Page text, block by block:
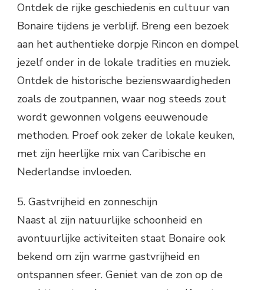
Ontdek de rijke geschiedenis en cultuur van
Bonaire tijdens je verblijf. Breng een bezoek
aan het authentieke dorpje Rincon en dompel
jezelf onder in de lokale tradities en muziek.
Ontdek de historische bezienswaardigheden
zoals de zoutpannen, waar nog steeds zout
wordt gewonnen volgens eeuwenoude
methoden. Proef ook zeker de lokale keuken,
met zijn heerlijke mix van Caribische en
Nederlandse invloeden.
5. Gastvrijheid en zonneschijn
Naast al zijn natuurlijke schoonheid en
avontuurlijke activiteiten staat Bonaire ook
bekend om zijn warme gastvrijheid en
ontspannen sfeer. Geniet van de zon op de